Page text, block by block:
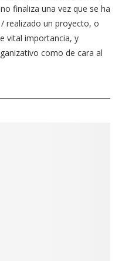
finaliza una vez que se ha
realizado un proyecto, o
vital importancia, y
como de cara al